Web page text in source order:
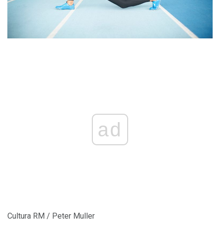
ad
Cultura RM / Peter Muller